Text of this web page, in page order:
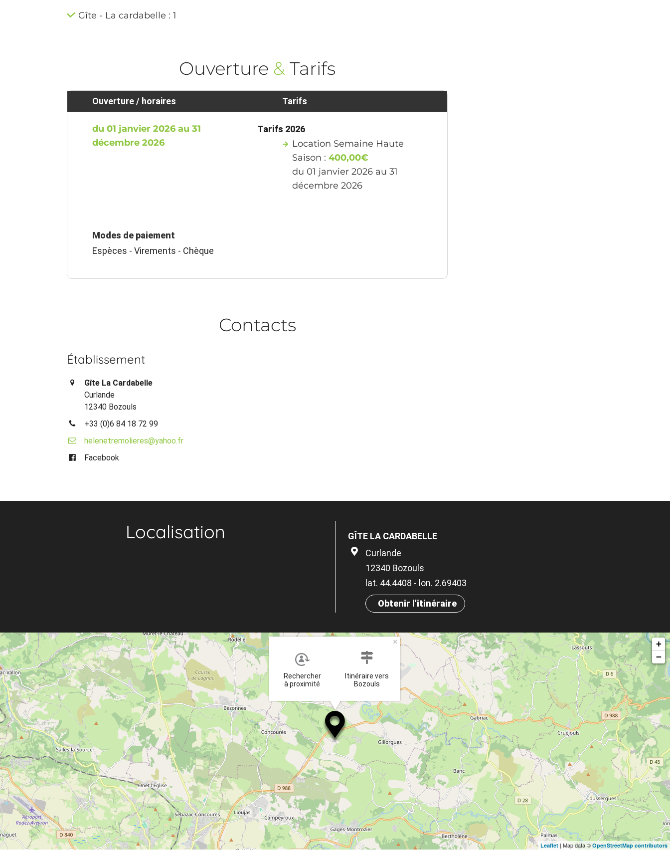
Gîte - La cardabelle : 1
Ouverture & Tarifs
Ouverture / horaires
du 01 janvier 2026 au 31
décembre 2026
Tarifs
Tarifs 2026
Location Semaine Haute
Saison :400,00€
du 01 janvier 2026 au 31
décembre 2026
Modes de paiement
Espèces - Virements - Chèque
Contacts
Établissement
Gîte La Cardabelle
Curlande
12340 Bozouls
+33 (0)6 84 18 72 99
helenetremolieres@yahoo.fr
Facebook
Localisation
GÎTE LA CARDABELLE
Curlande
12340 Bozouls
lat. 44.4408 - lon. 2.69403
Obtenir l'itinéraire
Rechercher
à proximité
Itinéraire vers
Bozouls
×
+
−
Leaflet | Map data ©OpenStreetMap contributors